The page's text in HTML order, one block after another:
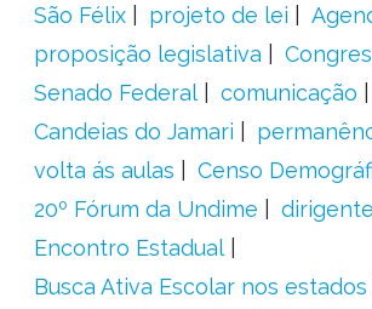
São Félix
projeto de lei
proposição legislativa
Senado Federal
comunicação
Candeias do Jamari
volta ás aulas
Censo
20º Fórum da Undime
Encontro Estadual
Busca Ativa Escolar nos estados